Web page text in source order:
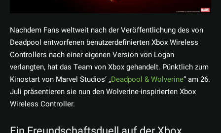
Nachdem Fans weltweit nach der Veröffentlichung des von
Deadpool entworfenen benutzerdefinierten Xbox Wireless
Controllers nach einer eigenen Version von Logan
verlangten, hat das Team von Xbox gehandelt. Pünktlich zum
Kinostart von Marvel Studios‘ „Deadpool & Wolverine“ am 26.
Juli präsentieren sie nun den Wolverine-inspirierten Xbox
Wireless Controller.